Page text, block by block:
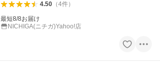
4.50（4件）
最短8/8お届け
NICHIGA(ニチガ)Yahoo!店